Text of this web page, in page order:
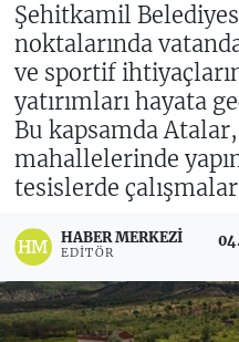
Şehitkamil
noktalarında
ve sportif
yatırımları hayata
Bu kapsamda
mahallelerinde
tesislerde
HABER MERKEZI
EDITÖR
Tüm Manşetler
Son Dakika
Haber Arşivi